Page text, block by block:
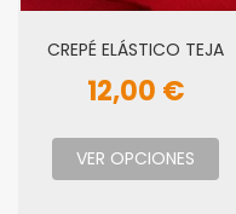
CREPÉ ELÁSTICO TEJA
12,00 €
VER OPCIONES